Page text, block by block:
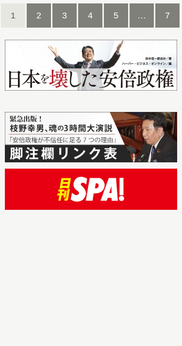
1 2 3 4 5 … 7